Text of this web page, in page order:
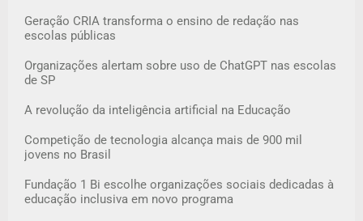
Geração CRIA transforma o ensino de redação nas
escolas públicas
Organizações alertam sobre uso de ChatGPT nas escolas
de SP
A revolução da inteligência artificial na Educação
Competição de tecnologia alcança mais de 900 mil
jovens no Brasil
Fundação 1 Bi escolhe organizações sociais dedicadas à
educação inclusiva em novo programa